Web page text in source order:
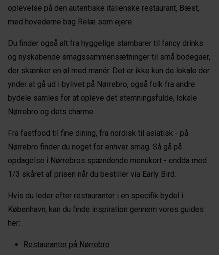
oplevelse på den autentiske italienske restaurant, Bæst,
med hovederne bag Relæ som ejere.
Du finder også alt fra hyggelige stambarer til fancy drinks
og nyskabende smagssammensætninger til små bodegaer,
der skænker en øl med manér. Det er ikke kun de lokale der
ynder at gå ud i bylivet på Nørrebro, også folk fra andre
bydele samles for at opleve det stemningsfulde, lokale
Nørrebro og dets charme.
Fra fastfood til fine dining, fra nordisk til asiatisk - på
Nørrebro finder du noget for enhver smag. Så gå på
opdagelse i Nørrebros spændende menukort - endda med
1/3 skåret af prisen når du bestiller via Early Bird.
Hvis du leder efter restauranter i en specifik bydel i
København, kan du finde inspiration gennem vores guides
her:
Restauranter på Nørrebro